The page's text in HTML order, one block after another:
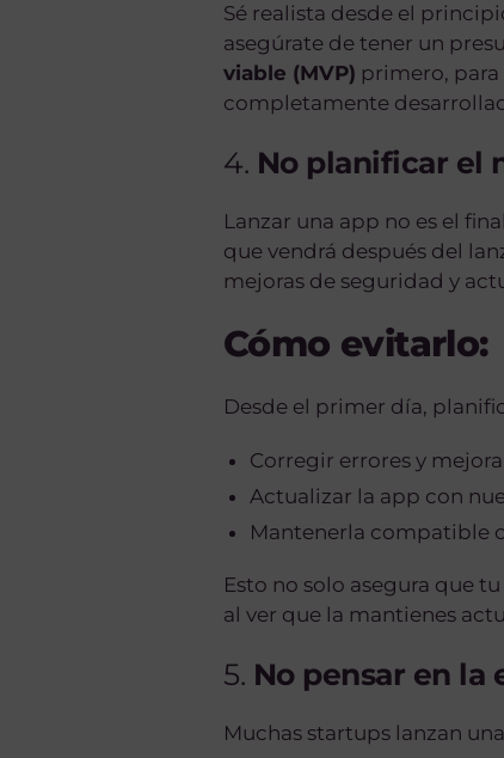
Sé realista desde el
asegúrate de tener un
viable (MVP) primero,
completamente
4. No planificar el
Lanzar una app no es el
que vendrá después del
mejoras de seguridad y
Cómo evitarlo:
Desde el primer día,
Corregir errores y
Actualizar la app con
Mantenerla compatible
Esto no solo asegura que
al ver que la mantienes
5. No pensar en la
Muchas startups lanzan